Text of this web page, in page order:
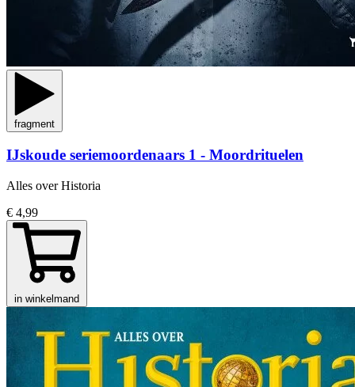
fragment
IJskoude seriemoordenaars 1 - Moordrituelen
Alles over Historia
€ 4,99
in winkelmand